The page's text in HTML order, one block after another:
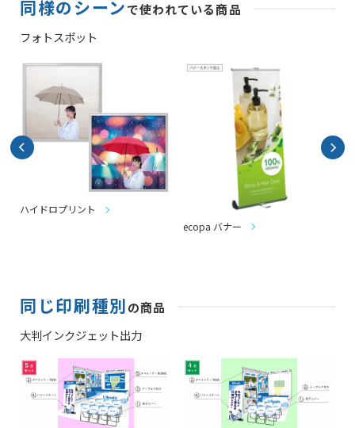
同様のシーンで使われている商品
フォトスポット
ハイドロプリント
ecopa バナー
同じ印刷種別の商品
大判インクジェット出力